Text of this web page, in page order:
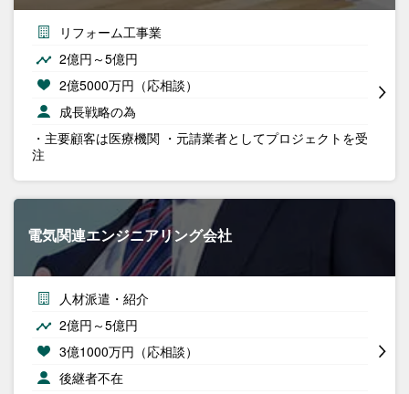
リフォーム工事業
2億円～5億円
2億5000万円（応相談）
成長戦略の為
・主要顧客は医療機関 ・元請業者としてプロジェクトを受
注
電気関連エンジニアリング会社
人材派遣・紹介
2億円～5億円
3億1000万円（応相談）
後継者不在